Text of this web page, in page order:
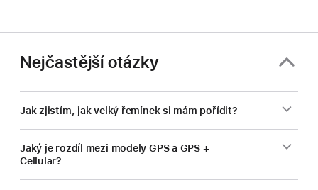
Nejčastější otázky
Jak zjistím, jak velký řemínek si mám pořídit?
Jaký je rozdíl mezi modely GPS a GPS +
Cellular?